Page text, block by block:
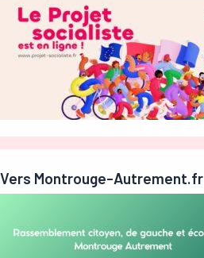
Vers Montrouge-Autrement.fr